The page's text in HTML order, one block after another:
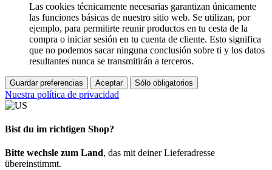
Las cookies técnicamente necesarias garantizan únicamente
las funciones básicas de nuestro sitio web. Se utilizan, por
ejemplo, para permitirte reunir productos en tu cesta de la
compra o iniciar sesión en tu cuenta de cliente. Esto significa
que no podemos sacar ninguna conclusión sobre ti y los datos
resultantes nunca se transmitirán a terceros.
Guardar preferencias Aceptar Sólo obligatorios
Nuestra política de privacidad
Bist du im richtigen Shop?
Bitte wechsle zum Land, das mit deiner Lieferadresse
übereinstimmt.